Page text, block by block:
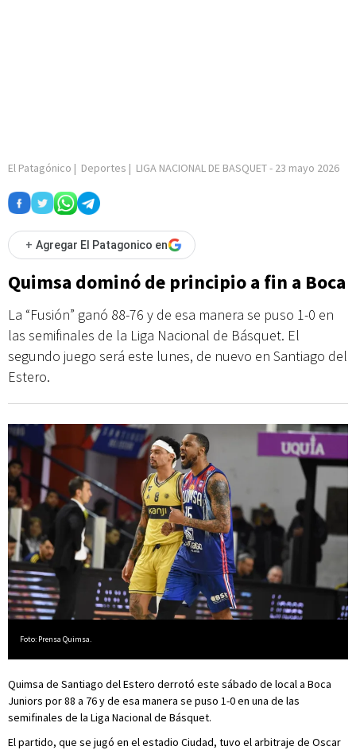
El Patagónico | Deportes | LIGA NACIONAL DE BASQUET- 23 mayo 2026
+ Agregar El Patagonico en
Quimsa dominó de principio a fin a Boca
La “Fusión” ganó 88-76 y de esa manera se puso 1-0 en
las semifinales de la Liga Nacional de Básquet. El
segundo juego será este lunes, de nuevo en Santiago del
Estero.
Foto: Prensa Quimsa.
Quimsa de Santiago del Estero derrotó este sábado de local a Boca
Juniors por 88 a 76 y de esa manera se puso 1-0 en una de las
semifinales de la Liga Nacional de Básquet.
El partido, que se jugó en el estadio Ciudad, tuvo el arbitraje de Oscar